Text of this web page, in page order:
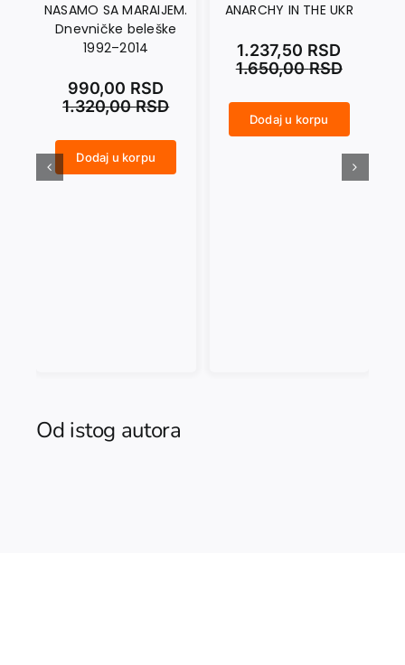
NASAMO SA MARAIJEM.
Dnevničke beleške
1992–2014
1.320,00RSD
990,00 RSD
Dodaj u korpu
ANARCHY IN THE UKR
1.650,00RSD
1.237,50 RSD
Dodaj u korpu
Od istog autora